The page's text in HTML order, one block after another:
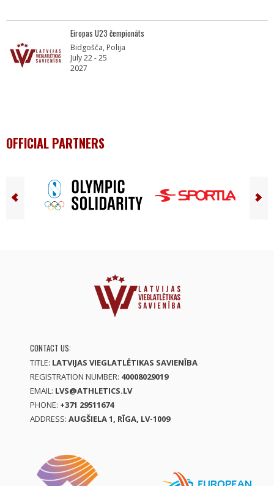
Eiropas U23 čempionāts
Bidgošča, Polija
July 22 - 25
2027
OFFICIAL PARTNERS
CONTACT US:
TITLE: LATVIJAS VIEGLATLĒTIKAS SAVIENĪBA
REGISTRATION NUMBER: 40008029019
EMAIL: LVS@ATHLETICS.LV
PHONE: +371 29511674
ADDRESS: AUGŠIELA 1, RĪGA, LV-1009